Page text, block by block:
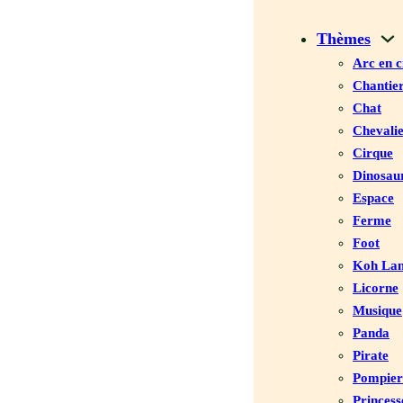
Thèmes
Arc en
Chat
Cirque
Espace
Ferme
Foot
Koh
Licorne
Musique
Panda
Pirate
Pompier